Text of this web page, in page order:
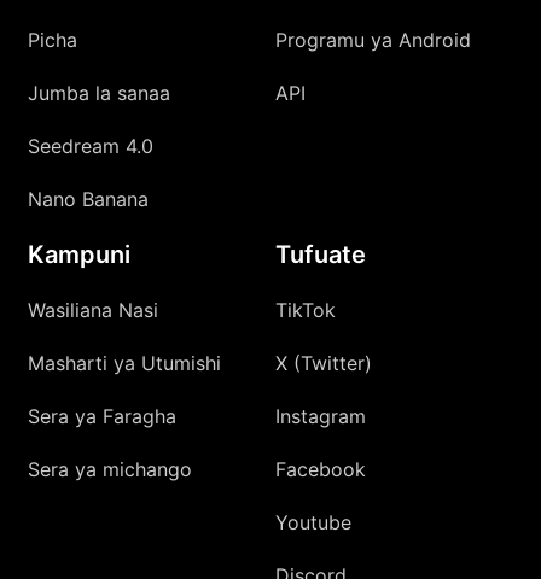
Picha
Jumba la sanaa
Seedream 4.0
Nano Banana
Programu ya Android
API
Kampuni
Wasiliana Nasi
Masharti ya Utumishi
Sera ya Faragha
Sera ya michango
Tufuate
TikTok
X (Twitter)
Instagram
Facebook
Youtube